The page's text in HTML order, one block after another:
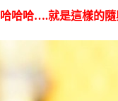
哈哈哈….就是這樣的隨